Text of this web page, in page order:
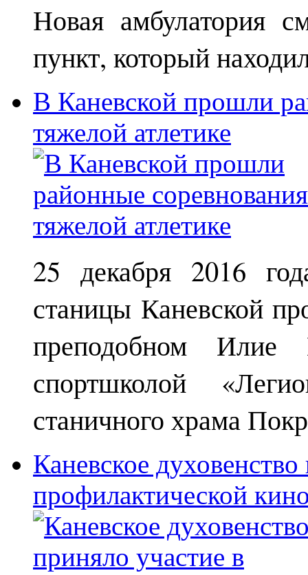
Новая амбулатория
пункт, который
В Каневской прошли
тяжелой атлетике
25 декабря 2016
станицы Каневской
преподобном Илие
спортшколой
станичного храма
Каневское
профилактической